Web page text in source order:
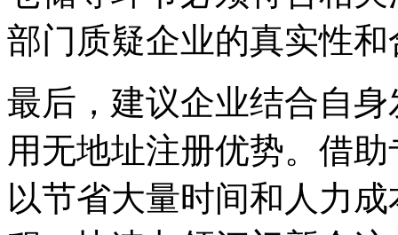
部门质疑企业的真实性
最后，建议企业结合自
用无地址注册优势。借
以节省大量时间和人力